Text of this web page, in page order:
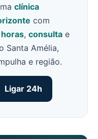
clínica
com
, consulta e
Santa Amélia,
e região.
Ligar 24h